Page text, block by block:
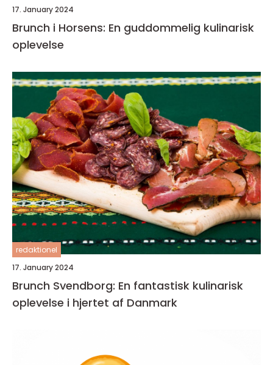
17. January 2024
Brunch i Horsens: En guddommelig kulinarisk
oplevelse
redaktionel
17. January 2024
Brunch Svendborg: En fantastisk kulinarisk
oplevelse i hjertet af Danmark